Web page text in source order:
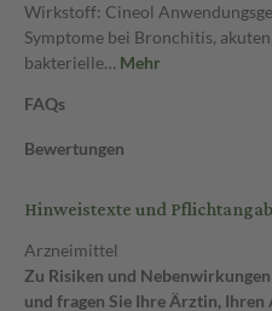
Wirkstoff: Cineol
Symptome bei Bronchitis,
bakterielle… Mehr
FAQs
Bewertungen
Hinweistexte und
Arzneimittel
Zu Risiken und
und fragen Sie Ihre Ärztin,